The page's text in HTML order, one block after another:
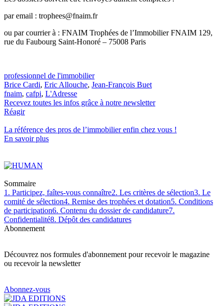
par email : trophees@fnaim.fr
ou par courrier à : FNAIM Trophées de l’Immobilier FNAIM 129,
rue du Faubourg Saint-Honoré – 75008 Paris
professionnel de l'immobilier
Brice Cardi, Eric Allouche, Jean-François Buet
fnaim, cafpi, L'Adresse
Recevez toutes les infos grâce à notre newsletter
Réagir
La référence des pros de l’immobilierenfin chez vous !
En savoir plus
Sommaire
1. Participez, faîtes-vous connaître2. Les critères de sélection3. Le
comité de sélection4. Remise des trophées et dotation5. Conditions
de participation6. Contenu du dossier de candidature7.
Confidentialité8. Dépôt des candidatures
Abonnement
Découvrez nos formules d'abonnement pour recevoir le magazine
ou recevoir la newsletter
Abonnez-vous